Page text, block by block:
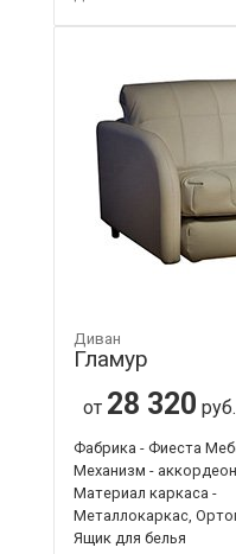
Диван
Гламур
от 28 320 руб.
Фабрика - Фиеста
Механизм - аккордеон
Материал каркаса -
Металлокаркас,
Ящик для белья